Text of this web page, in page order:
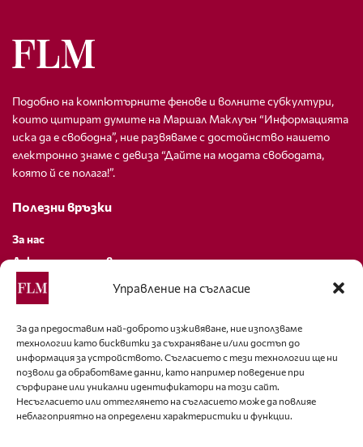
Управление на съгласие
За да предоставим най-доброто изживяване, ние използваме
технологии като бисквитки за съхраняване и/или достъп до
информация за устройството. Съгласието с тези технологии ще ни
позволи да обработваме данни, като например поведение при
сърфиране или уникални идентификатори на този сайт.
Несъгласието или оттеглянето на съгласието може да повлияе
неблагоприятно на определени характеристики и функции.
Подобно на компютърните фенове и волните субкултури,
които цитират думите на Маршал Маклуън “Информацията
иска да е свободна”, ние развяваме с достойнство нашето
електронно знаме с девиза “Дайте на модата свободата,
която й се полага!”.
Полезни връзки
За нас
Декларация за поверителност
Политика за бисквитки
За контакти
editor@fashion-lifestyle.net
+359 88 227 33 47
Последвайте ни